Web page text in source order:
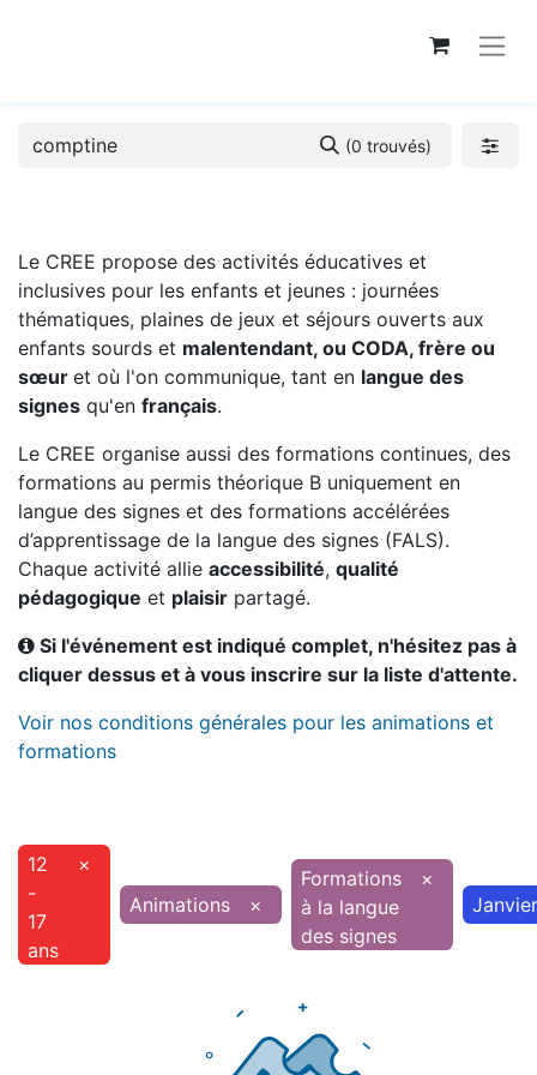
(0 trouvés)
Le CREE propose des activités éducatives et
inclusives pour les enfants et jeunes : journées
thématiques, plaines de jeux et séjours ouverts aux
enfants sourds et malentendant, ou CODA, frère ou
sœur et où l'on communique, tant en langue des
signes qu'en français.
Le CREE organise aussi des formations continues, des
formations au permis théorique B uniquement en
langue des signes et des formations accélérées
d’apprentissage de la langue des signes (FALS).
Chaque activité allie accessibilité, qualité
pédagogique et plaisir partagé.
Si l'événement est indiqué complet, n'hésitez pas à
cliquer dessus et à vous inscrire sur la liste d'attente.
Voir nos conditions générales pour les animations et
formations
12
-
17
ans
×
Animations
×
Formations
à la langue
des signes
×
Janvier